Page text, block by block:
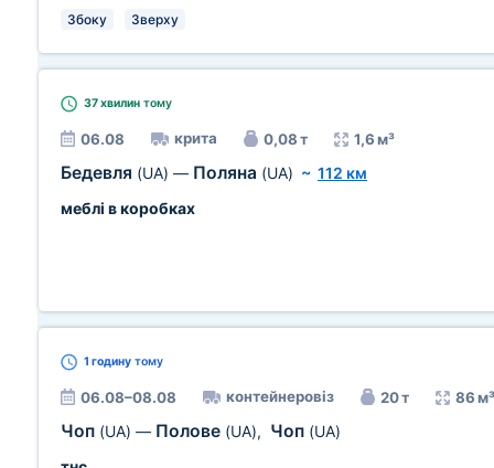
Збоку Зверху
37 хвилин тому
06.08 крита 0,08 т 1,6 м³
Бедевля (UA) — Поляна (UA) ~ 112 км
меблі в коробках
1 годину тому
06.08–08.08 контейнеровіз 20 т 86 м³
Чоп (UA) — Полове (UA), Чоп (UA)